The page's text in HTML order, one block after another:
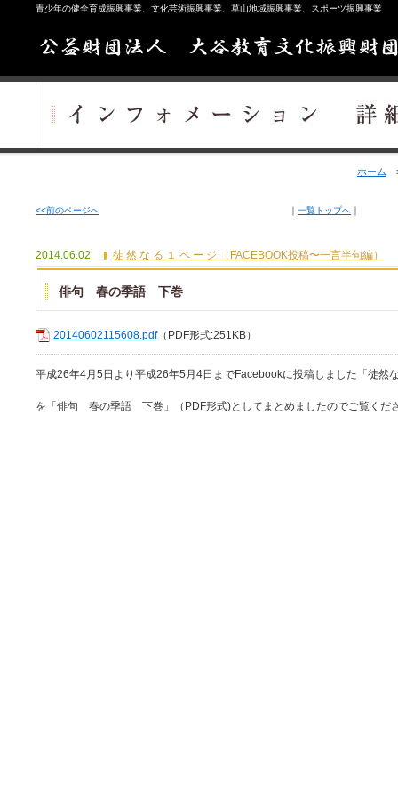
青少年の健全育成振興事業、文化芸術振興事業、草山地域振興事業、スポーツ振興事業
ホーム
<<前のページへ ｜ 一覧トップへ ｜
2014.06.02 徒 然 な る １ ペ ー ジ （FACEBOOK投稿〜一言半句編）
俳句 春の季語 下巻
20140602115608.pdf（PDF形式:251KB）
平成26年4月5日より平成26年5月4日までFacebookに投稿しました「徒然
を「俳句 春の季語 下巻」（PDF形式)としてまとめましたのでご覧くだ